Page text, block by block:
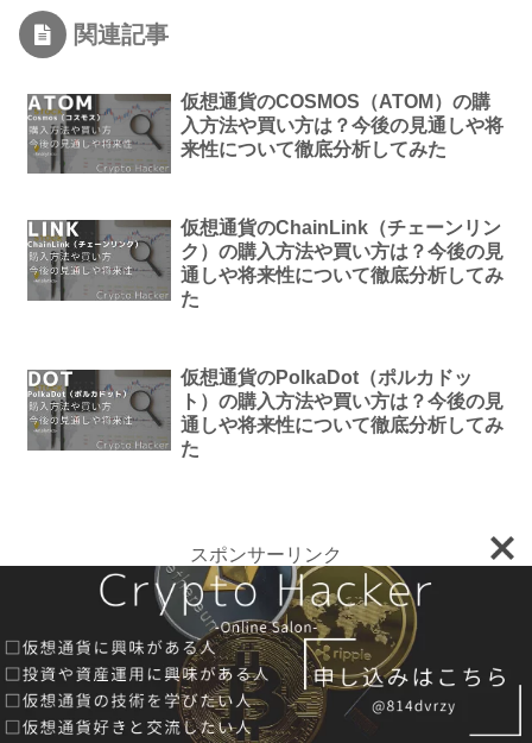
関連記事
仮想通貨のCOSMOS（ATOM）の購
入方法や買い方は？今後の見通しや将
来性について徹底分析してみた
仮想通貨のChainLink（チェーンリン
ク）の購入方法や買い方は？今後の見
通しや将来性について徹底分析してみ
た
仮想通貨のPolkaDot（ポルカドッ
ト）の購入方法や買い方は？今後の見
通しや将来性について徹底分析してみ
た
スポンサーリンク